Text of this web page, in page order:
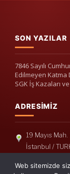
SON YAZILAR
7846 Sayılı
Edilmeyen Katma
SGK İş Kazaları
ADRESIMIZ
19 Mayıs
İstanbul /
Telefon:
Web sitemizde